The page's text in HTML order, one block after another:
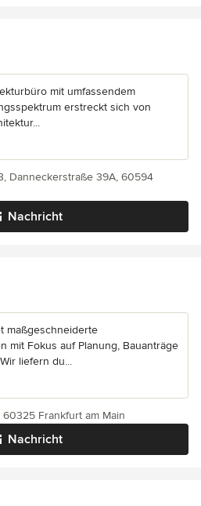
mit umfassendem
erstreckt sich von
Nachricht
Danneckerstraße 39A, 60594
maßgeschneiderte
mit Fokus auf Planung, Bauanträge
liefern du...
Nachricht
Frankfurt am Main